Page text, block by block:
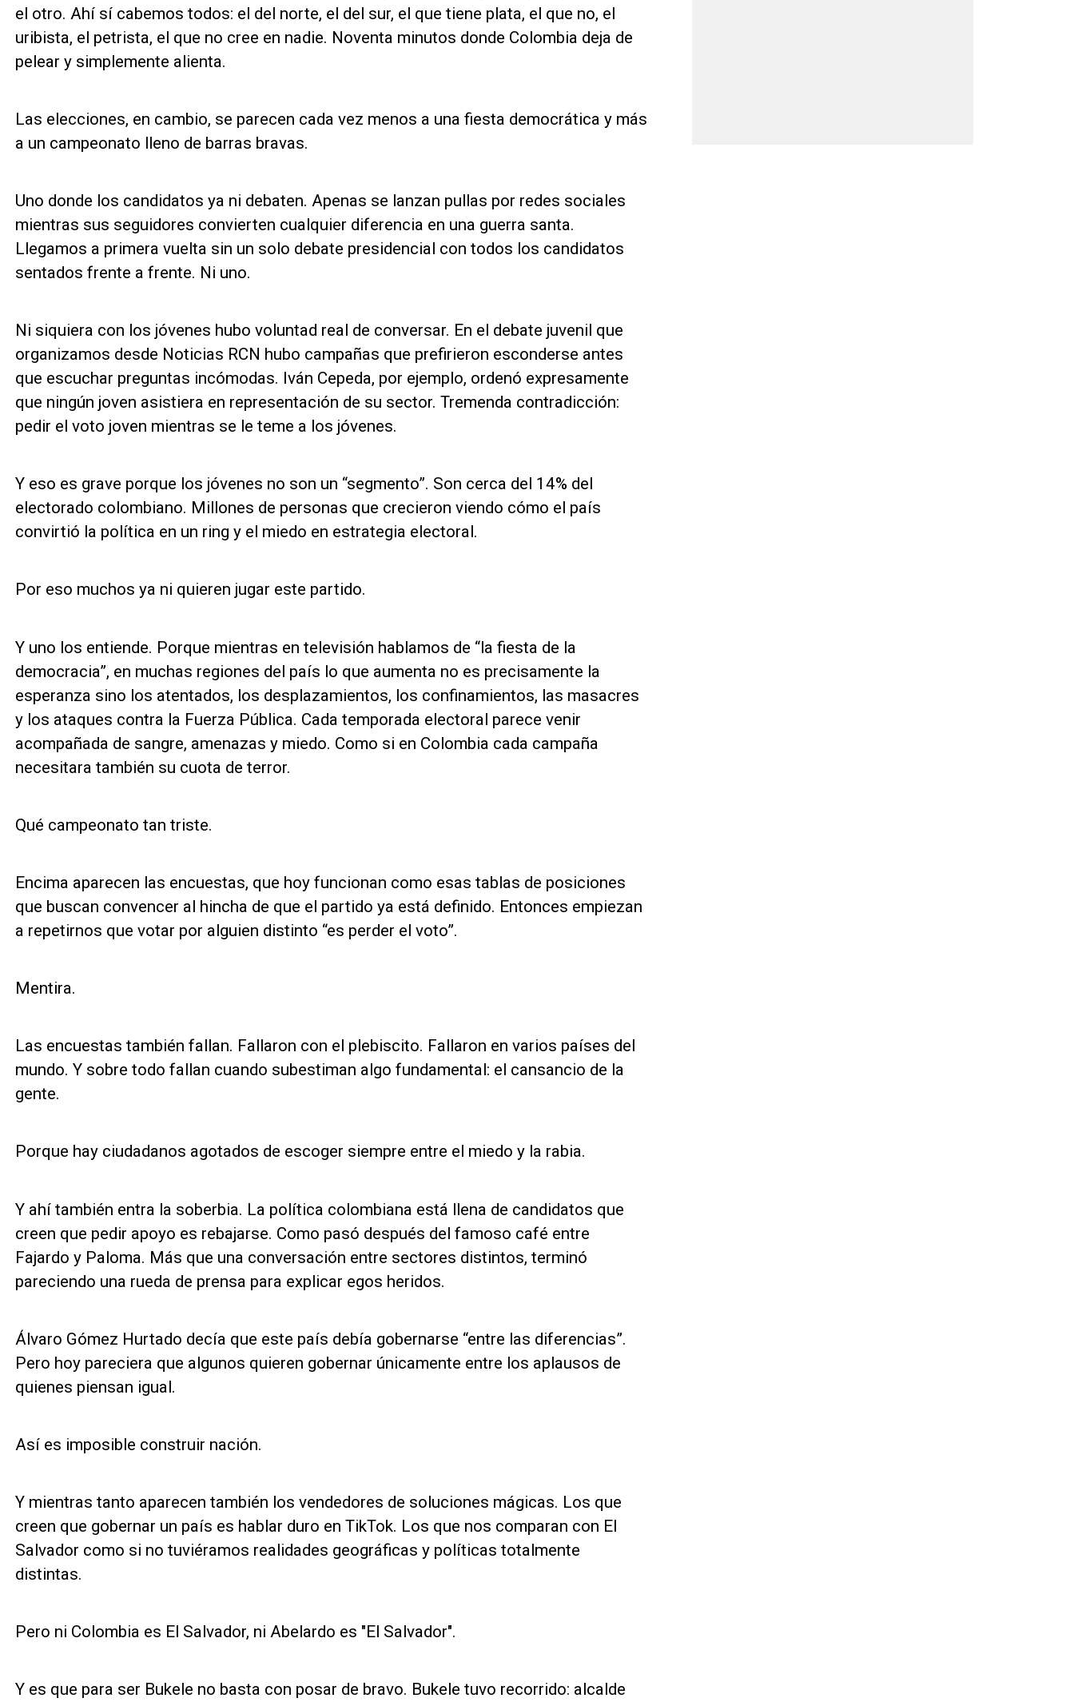
el otro. Ahí sí cabemos todos: el del norte, el del sur, el que tiene plata, el que no, el
uribista, el petrista, el que no cree en nadie. Noventa minutos donde Colombia deja de
pelear y simplemente alienta.
Las elecciones, en cambio, se parecen cada vez menos a una fiesta democrática y más
a un campeonato lleno de barras bravas.
Uno donde los candidatos ya ni debaten. Apenas se lanzan pullas por redes sociales
mientras sus seguidores convierten cualquier diferencia en una guerra santa.
Llegamos a primera vuelta sin un solo debate presidencial con todos los candidatos
sentados frente a frente. Ni uno.
Ni siquiera con los jóvenes hubo voluntad real de conversar. En el debate juvenil que
organizamos desde Noticias RCN hubo campañas que prefirieron esconderse antes
que escuchar preguntas incómodas. Iván Cepeda, por ejemplo, ordenó expresamente
que ningún joven asistiera en representación de su sector. Tremenda contradicción:
pedir el voto joven mientras se le teme a los jóvenes.
Y eso es grave porque los jóvenes no son un “segmento”. Son cerca del 14% del
electorado colombiano. Millones de personas que crecieron viendo cómo el país
convirtió la política en un ring y el miedo en estrategia electoral.
Por eso muchos ya ni quieren jugar este partido.
Y uno los entiende. Porque mientras en televisión hablamos de “la fiesta de la
democracia”, en muchas regiones del país lo que aumenta no es precisamente la
esperanza sino los atentados, los desplazamientos, los confinamientos, las masacres
y los ataques contra la Fuerza Pública. Cada temporada electoral parece venir
acompañada de sangre, amenazas y miedo. Como si en Colombia cada campaña
necesitara también su cuota de terror.
Qué campeonato tan triste.
Encima aparecen las encuestas, que hoy funcionan como esas tablas de posiciones
que buscan convencer al hincha de que el partido ya está definido. Entonces empiezan
a repetirnos que votar por alguien distinto “es perder el voto”.
Mentira.
Las encuestas también fallan. Fallaron con el plebiscito. Fallaron en varios países del
mundo. Y sobre todo fallan cuando subestiman algo fundamental: el cansancio de la
gente.
Porque hay ciudadanos agotados de escoger siempre entre el miedo y la rabia.
Y ahí también entra la soberbia. La política colombiana está llena de candidatos que
creen que pedir apoyo es rebajarse. Como pasó después del famoso café entre
Fajardo y Paloma. Más que una conversación entre sectores distintos, terminó
pareciendo una rueda de prensa para explicar egos heridos.
Álvaro Gómez Hurtado decía que este país debía gobernarse “entre las diferencias”.
Pero hoy pareciera que algunos quieren gobernar únicamente entre los aplausos de
quienes piensan igual.
Así es imposible construir nación.
Y mientras tanto aparecen también los vendedores de soluciones mágicas. Los que
creen que gobernar un país es hablar duro en TikTok. Los que nos comparan con El
Salvador como si no tuviéramos realidades geográficas y políticas totalmente
distintas.
Pero ni Colombia es El Salvador, ni Abelardo es "El Salvador".
Y es que para ser Bukele no basta con posar de bravo. Bukele tuvo recorrido: alcalde